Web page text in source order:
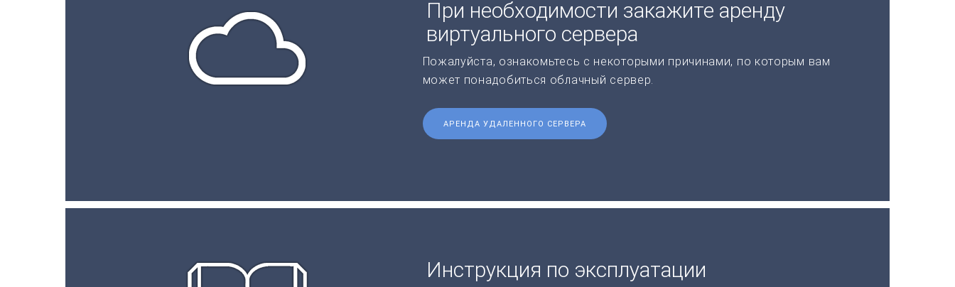
При необходимости закажите аренду
виртуального сервера
Пожалуйста, ознакомьтесь с некоторыми причинами, по которым вам
может понадобиться облачный сервер.
АРЕНДА УДАЛЕННОГО СЕРВЕРА
Инструкция по эксплуатации